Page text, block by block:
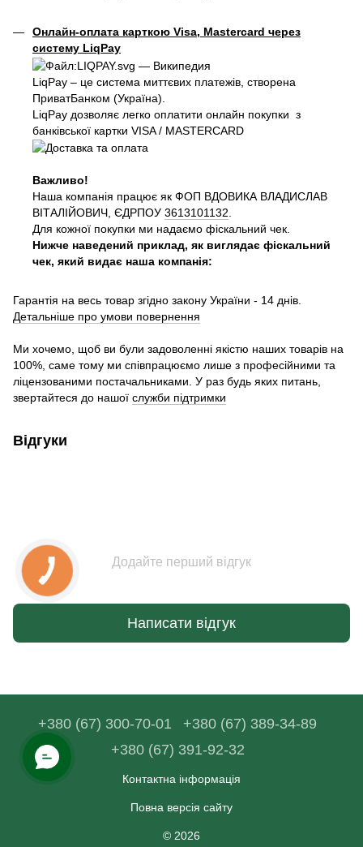
Онлайн-оплата карткою Visa, Mastercard через
систему LiqPay
LiqPay – це система миттєвих платежів, створена
ПриватБанком (Україна).
LiqPay дозволяє легко оплатити онлайн покупки з
банківської картки VISA / MASTERCARD
Важливо!
Наша компанія працює як ФОП ВДОВИКА ВЛАДИСЛАВ
ВІТАЛІЙОВИЧ, ЄДРПОУ 3613101132
Для кожної покупки ми надаємо фіскальний чек.
Нижче наведений приклад, як виглядає фіскальний
чек, який видає наша компанія:
Гарантія на весь товар згідно закону України - 14 днів.
Детальніше про умови повернення
Ми хочемо, щоб ви були задоволенні якістю наших товарів на
100%, саме тому ми співпрацюємо лише з професійними та
ліцензованими постачальниками. У раз будь яких питань,
звертайтеся до нашої служби підтримки
Відгуки
Додайте перший відгук
Написати відгук
+380 (67) 300-70-01
+380 (67) 389-34-89
+380 (67) 391-92-32
Контактна інформація
Повна версія сайту
© 2026